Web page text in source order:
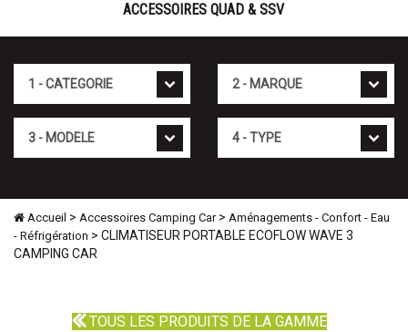
ACCESSOIRES QUAD & SSV
Accueil > Accessoires Camping Car> Aménagements - Confort - Eau
- Réfrigération > CLIMATISEUR PORTABLE ECOFLOW WAVE 3
CAMPING CAR
TOUS LES PRODUITS DE LA GAMME